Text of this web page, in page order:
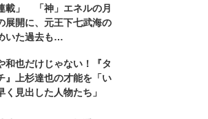
載」 「神」エネルの月
展開に、元王下七武海の
いた過去も…
和也だけじゃない！『タ
』上杉達也の才能を「い
く見出した人物たち」